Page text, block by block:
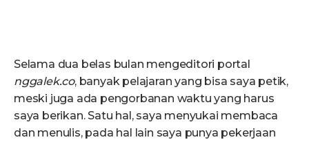
Selama dua belas bulan mengeditori portal
nggalek.co, banyak pelajaran yang bisa saya petik,
meski juga ada pengorbanan waktu yang harus
saya berikan. Satu hal, saya menyukai membaca
dan menulis, pada hal lain saya punya pekerjaan